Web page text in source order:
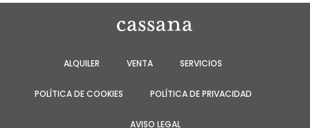
ALQUILER VENTA SERVICIOS
POLÍTICA DE COOKIES POLÍTICA DE PRIVACIDAD
AVISO LEGAL